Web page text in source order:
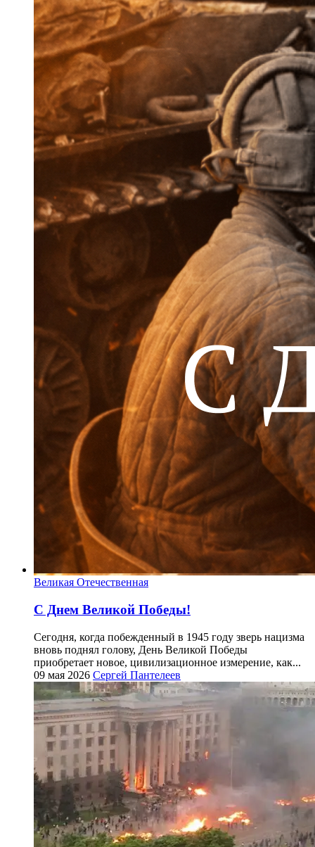
Великая Отечественная
С Днем Великой Победы!
Сегодня, когда побежденный в 1945 году зверь нацизма
вновь поднял голову, День Великой Победы
приобретает новое, цивилизационное измерение, как...
09 мая 2026 Сергей Пантелеев